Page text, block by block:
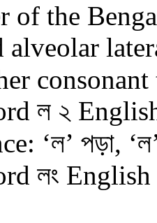
of the
alveolar
ল ২
‘ল’ পড়া,
লং